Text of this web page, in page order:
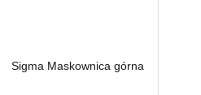
Sigma Maskownica górna